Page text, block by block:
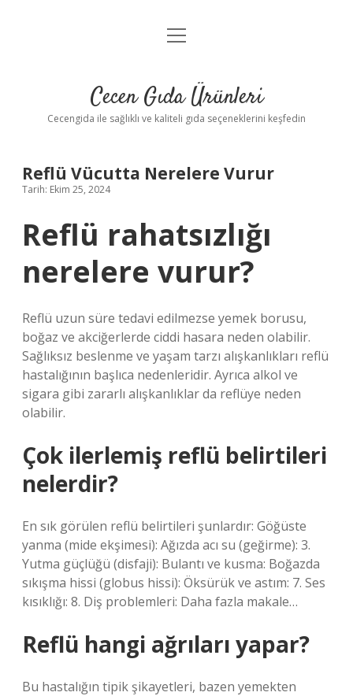
Anasayfa
Yasal Uyarı
menüyü
Cecen Gıda Ürünleri
Cecengida ile sağlıklı ve kaliteli gıda seçeneklerini keşfedin
Reflü Vücutta Nerelere Vurur
Tarih: Ekim 25, 2024
Reflü rahatsızlığı
nerelere vurur?
Reflü uzun süre tedavi edilmezse yemek borusu,
boğaz ve akciğerlerde ciddi hasara neden olabilir.
Sağlıksız beslenme ve yaşam tarzı alışkanlıkları reflü
hastalığının başlıca nedenleridir. Ayrıca alkol ve
sigara gibi zararlı alışkanlıklar da reflüye neden
olabilir.
Çok ilerlemiş reflü belirtileri
nelerdir?
En sık görülen reflü belirtileri şunlardır: Göğüste
yanma (mide ekşimesi): Ağızda acı su (geğirme): 3.
Yutma güçlüğü (disfaji): Bulantı ve kusma: Boğazda
sıkışma hissi (globus hissi): Öksürük ve astım: 7. Ses
kısıklığı: 8. Diş problemleri: Daha fazla makale…
Reflü hangi ağrıları yapar?
Bu hastalığın tipik şikayetleri, bazen yemekten